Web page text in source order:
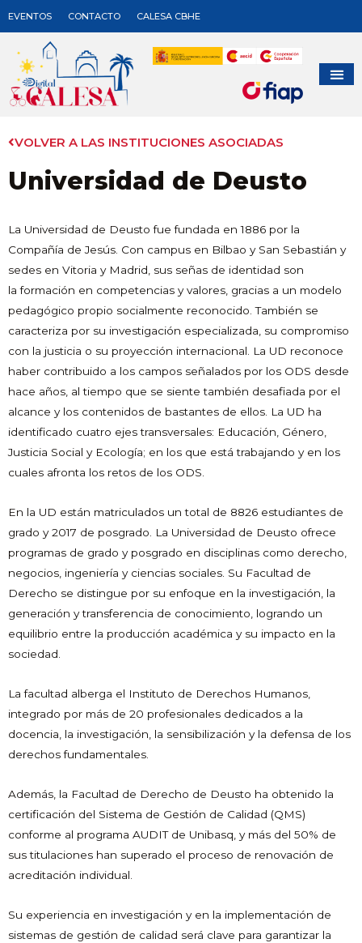
EVENTOS CONTACTO CALESA CBHE
VOLVER A LAS INSTITUCIONES ASOCIADAS
Universidad de Deusto
La Universidad de Deusto fue fundada en 1886 por la
Compañía de Jesús. Con campus en Bilbao y San Sebastián y
sedes en Vitoria y Madrid, sus señas de identidad son
la formación en competencias y valores, gracias a un modelo
pedagógico propio socialmente reconocido. También se
caracteriza por su investigación especializada, su compromiso
con la justicia o su proyección internacional. La UD reconoce
haber contribuido a los campos señalados por los ODS desde
hace años, al tiempo que se siente también desafiada por el
alcance y los contenidos de bastantes de ellos. La UD ha
identificado cuatro ejes transversales: Educación, Género,
Justicia Social y Ecología; en los que está trabajando y en los
cuales afronta los retos de los ODS.
En la UD están matriculados un total de 8826 estudiantes de
grado y 2017 de posgrado. La Universidad de Deusto ofrece
programas de grado y posgrado en disciplinas como derecho,
negocios, ingeniería y ciencias sociales. Su Facultad de
Derecho se distingue por su enfoque en la investigación, la
generación y transferencia de conocimiento, logrando un
equilibrio entre la producción académica y su impacto en la
sociedad.
La facultad alberga el Instituto de Derechos Humanos,
integrado por más de 20 profesionales dedicados a la
docencia, la investigación, la sensibilización y la defensa de los
derechos fundamentales.
Además, la Facultad de Derecho de Deusto ha obtenido la
certificación del Sistema de Gestión de Calidad (QMS)
conforme al programa AUDIT de Unibasq, y más del 50% de
sus titulaciones han superado el proceso de renovación de
acreditación individual.
Su experiencia en investigación y en la implementación de
sistemas de gestión de calidad será clave para garantizar la